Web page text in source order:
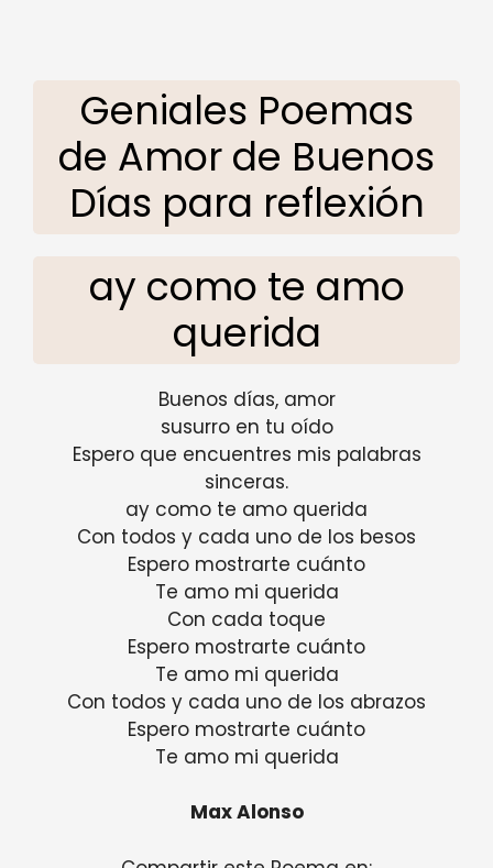
Geniales Poemas
de Amor de Buenos
Días para reflexión
ay como te amo
querida
Buenos días, amor
susurro en tu oído
Espero que encuentres mis palabras
sinceras.
ay como te amo querida
Con todos y cada uno de los besos
Espero mostrarte cuánto
Te amo mi querida
Con cada toque
Espero mostrarte cuánto
Te amo mi querida
Con todos y cada uno de los abrazos
Espero mostrarte cuánto
Te amo mi querida
Max Alonso